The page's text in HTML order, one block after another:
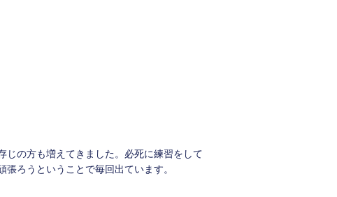
じの方も増えてきました。必死に練習をして
ろうということで毎回出ています。